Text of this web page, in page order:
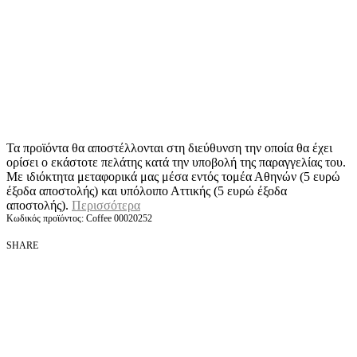
Τα προϊόντα θα αποστέλλονται στη διεύθυνση την οποία θα έχει
ορίσει ο εκάστοτε πελάτης κατά την υποβολή της παραγγελίας του.
Με ιδιόκτητα μεταφορικά μας μέσα εντός τομέα Αθηνών (5 ευρώ
έξοδα αποστολής) και υπόλοιπο Αττικής (5 ευρώ έξοδα
αποστολής). Περισσότερα
Coffee 00020252
SHARE